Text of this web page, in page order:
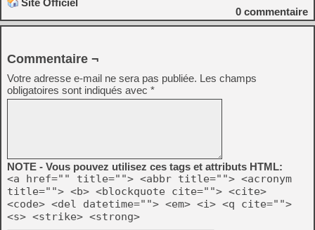
Site Officiel
0 commentaire
Commentaire ¬
Votre adresse e-mail ne sera pas publiée. Les champs
obligatoires sont indiqués avec *
NOTE - Vous pouvez utilisez ces tags et attributs HTML:
<a href="" title=""> <abbr title=""> <acronym
title=""> <b> <blockquote cite=""> <cite>
<code> <del datetime=""> <em> <i> <q cite="">
<s> <strike> <strong>